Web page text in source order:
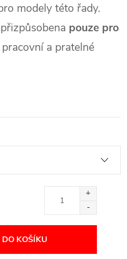
modely této řady.
pouze pro
pracovní a pratelné
KOŠÍKU